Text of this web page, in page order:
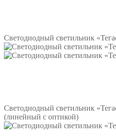
Светодиодный светильник
Светодиодный светильник
(линейный с оптикой)